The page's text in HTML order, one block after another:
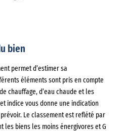
bien
permet d’estimer sa
éléments sont pris en compte
chauffage, d’eau chaude et les
indice vous donne une indication
Le classement est reflété par
les biens les moins énergivores et G